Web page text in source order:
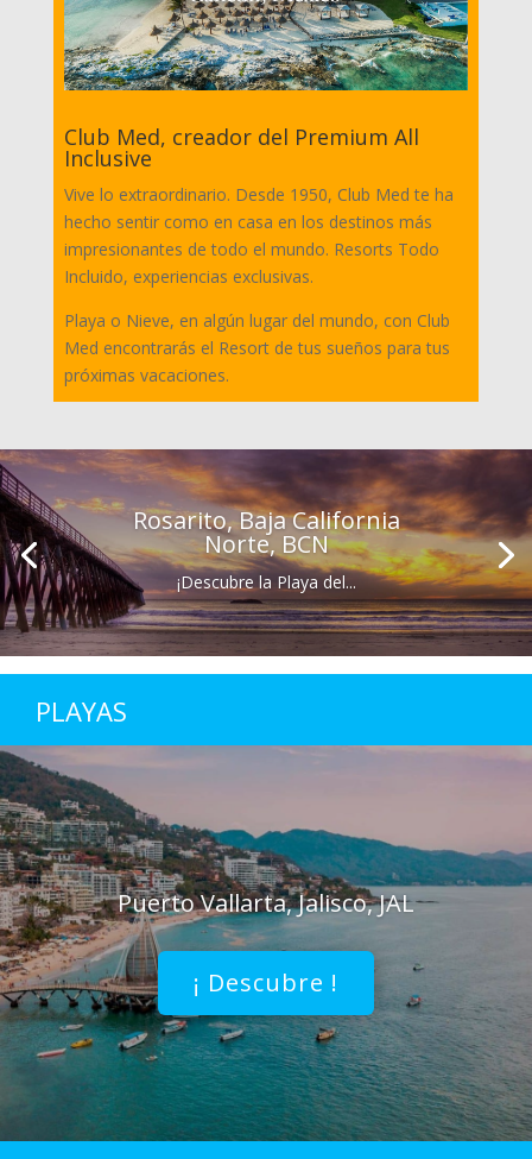
Club Med, creador del Premium All
Inclusive
Vive lo extraordinario. Desde 1950, Club Med te ha
hecho sentir como en casa en los destinos más
impresionantes de todo el mundo. Resorts Todo
Incluido, experiencias exclusivas.
Playa o Nieve, en algún lugar del mundo, con Club
Med encontrarás el Resort de tus sueños para tus
próximas vacaciones.
Rosarito, Baja California
Norte, BCN
¡Descubre la Playa del...
PLAYAS
Puerto Vallarta, Jalisco, JAL
¡ Descubre !